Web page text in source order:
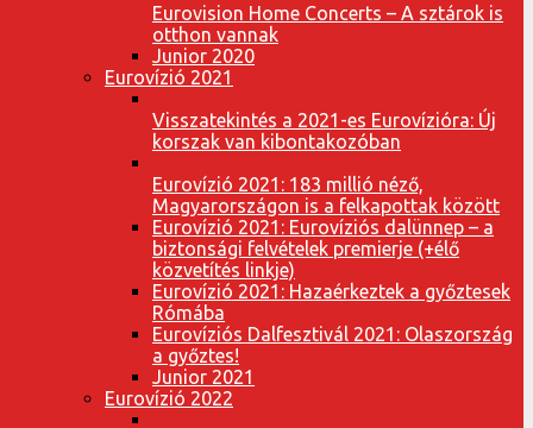
Eurovision Home Concerts – A sztárok is
otthon vannak
Junior 2020
Eurovízió 2021
Visszatekintés a 2021-es Eurovízióra: Új
korszak van kibontakozóban
Eurovízió 2021: 183 millió néző,
Magyarországon is a felkapottak között
Eurovízió 2021: Eurovíziós dalünnep – a
biztonsági felvételek premierje (+élő
közvetítés linkje)
Eurovízió 2021: Hazaérkeztek a győztesek
Rómába
Eurovíziós Dalfesztivál 2021: Olaszország
a győztes!
Junior 2021
Eurovízió 2022